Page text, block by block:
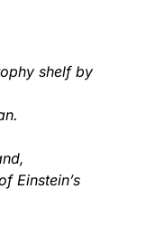
shelf by
Einstein’s